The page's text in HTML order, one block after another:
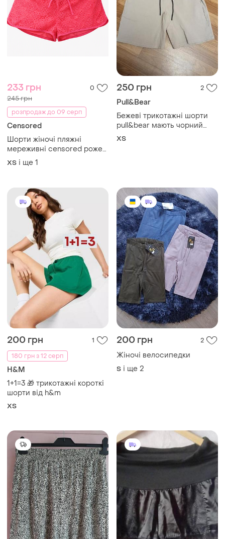
233 грн 0
245 грн
розпродаж до 09 серп
Censored
Шорти жіночі пляжні
мереживні censored рожеві
неонові s 34/36
ХS і ще 1
250 грн 2
Pull&Bear
Бежеві трикотажні шорти
pull&bear мають чорний
регульований шнурок
ХS
200 грн
1
180 грн з 12 серп
H&M
1+1=3 🎁 трикотажні короткі
шорти від h&m
ХS
200 грн 2
Жіночі велосипедки
S і ще 2